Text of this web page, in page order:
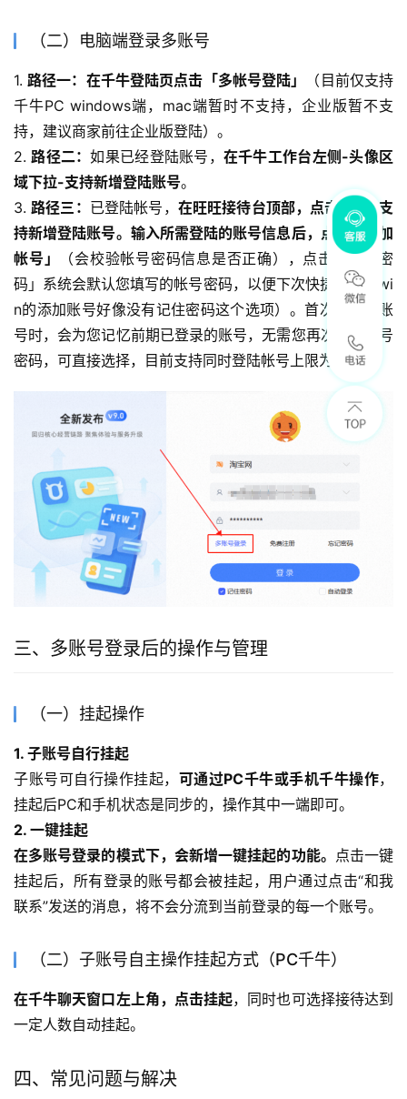
（二）电脑端登录多账号
1. 路径一：在千牛登陆页点击「多帐号登陆」
（目前仅支持
千牛PC windows端，mac端暂时不支持，企业版暂不支
持，建议商家前往企业版登陆）。
2. 路径二：如果已经登陆账号， 在千牛工作台左侧-头像区
域下拉-支持新增登陆账号。
3. 路径三： 已登陆帐号， 在旺旺接待台顶部，点击+，也支
持新增登陆账号。输入所需登陆的账号信息后，点击「添加
帐号」
（会校验帐号密码信息是否正确），点击「记住密
码」系统会默认您填写的帐号密码，以便下次快捷登陆（wi
n的添加账号好像没有记住密码这个选项）。首次登录多账
号时，会为您记忆前期已登录的账号，无需您再次输入账号
密码，可直接选择，目前支持同时登陆帐号上限为30个。
三、多账号登录后的操作与管理
（一）挂起操作
1. 子账号自行挂起
子账号可自行操作挂起， 可通过PC千牛或手机千牛操作，
挂起后PC和手机状态是同步的，操作其中一端即可。
2. 一键挂起
在多账号登录的模式下，会新增一键挂起的功能。 点击一键
挂起后，所有登录的账号都会被挂起，用户通过点击“和我
联系”发送的消息，将不会分流到当前登录的每一个账号。
（二）子账号自主操作挂起方式（PC千牛）
在千牛聊天窗口左上角，点击挂起，同时也可选择接待达到
一定人数自动挂起。
四、常见问题与解决